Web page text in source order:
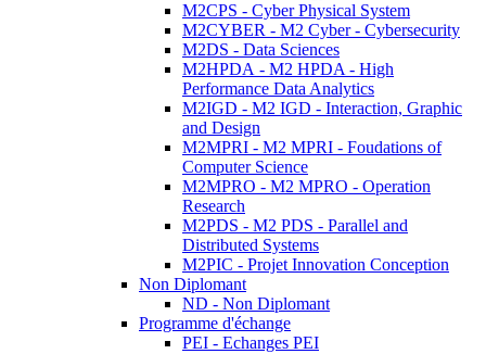
M2CPS - Cyber Physical System
M2CYBER - M2 Cyber - Cybersecurity
M2DS - Data Sciences
M2HPDA - M2 HPDA - High
Performance Data Analytics
M2IGD - M2 IGD - Interaction, Graphic
and Design
M2MPRI - M2 MPRI - Foudations of
Computer Science
M2MPRO - M2 MPRO - Operation
Research
M2PDS - M2 PDS - Parallel and
Distributed Systems
M2PIC - Projet Innovation Conception
Non Diplomant
ND - Non Diplomant
Programme d'échange
PEI - Echanges PEI